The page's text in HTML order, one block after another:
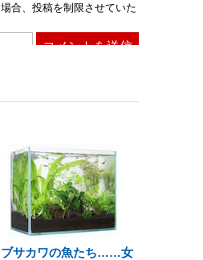
ブサカワの魚たち……女